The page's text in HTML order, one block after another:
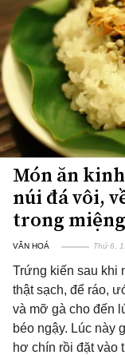
Món ăn
núi đá vôi,
trong
VĂN HOÁ Thứ 6,
Trứng kiến sau khi
thật sạch, để ráo,
và mỡ gà cho đến
béo ngậy. Lúc này
hơ chín rồi đặt vào